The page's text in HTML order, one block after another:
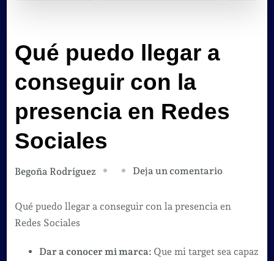
Qué puedo llegar a
conseguir con la
presencia en Redes
Sociales
Begoña Rodríguez Deja un comentarioen
puedo
conseguir
Qué puedo llegar a conseguir con la presencia en
Redes Sociales
Dar a conocer mi marca: Que mi target sea capaz